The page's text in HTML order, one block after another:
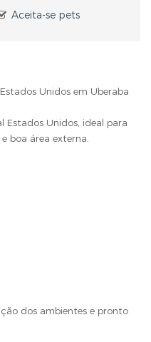
Aceita-se pets
Unidos em Uberaba
Estados Unidos, ideal para
boa área externa.
dos ambientes e pronto